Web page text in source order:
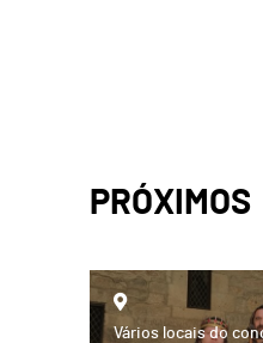
PRÓXIMOS
Vários locais do